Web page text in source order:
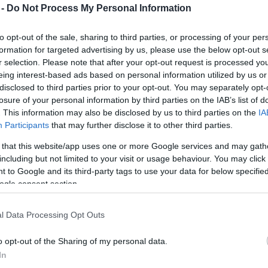
Do Not Process My Personal Information
opt-out of the sale, sharing to third parties, or processing of your
for targeted advertising by us, please use the below opt-out
selection. Please note that after your opt-out request is processed
interest-based ads based on personal information utilized by us
to third parties prior to your opt-out. You may separately
of your personal information by third parties on the IAB’s list of
This information may also be disclosed by us to third parties on the
Participants that may further disclose it to other third parties.
that this website/app uses one or more Google services and may
but not limited to your visit or usage behaviour. You may
to Google and its third-party tags to use your data for below
consent section.
Data Processing Opt Outs
opt-out of the Sharing of my personal data.
maradványait tartalmazó jádeurnát szántott ki
tartományban az ősi,
2500 éves Jecseng város
széles és 9 centiméter mély ládika minden
Lankán, Burmában (Mianmar) és Thaiföld
korszakából származik - állapította
akadémia régész-kutatója.
annak, hogy a Sárga-folyó középső és
felfedezhető a Hinajána. A buddhista
őriznek effajta, kiemelkedő buddhisták
egykor a régió politikai, gazdasági és kulturális
Csi dinasztiák (i.sz. 534-577) időszakában 80
nő szolgált itt 900 templomban.
A
A